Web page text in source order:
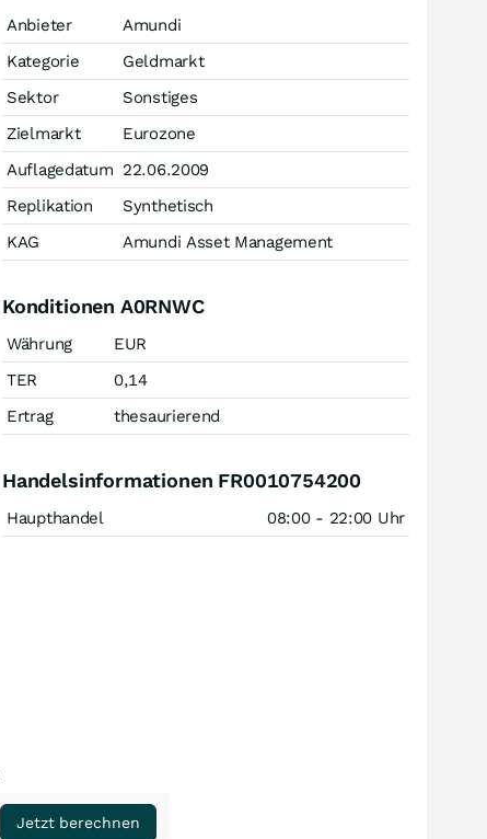
Anbieter
Amundi
Kategorie
Geldmarkt
Sektor
Sonstiges
Zielmarkt
Eurozone
Auflagedatum 22.06.2009
Replikation
Synthetisch
KAG
Amundi Asset Management
Konditionen A0RNWC
Währung
EUR
TER
0,14
Ertrag
thesaurierend
Handelsinformationen FR0010754200
Haupthandel 08:00 - 22:00 Uhr
Jetzt berechnen